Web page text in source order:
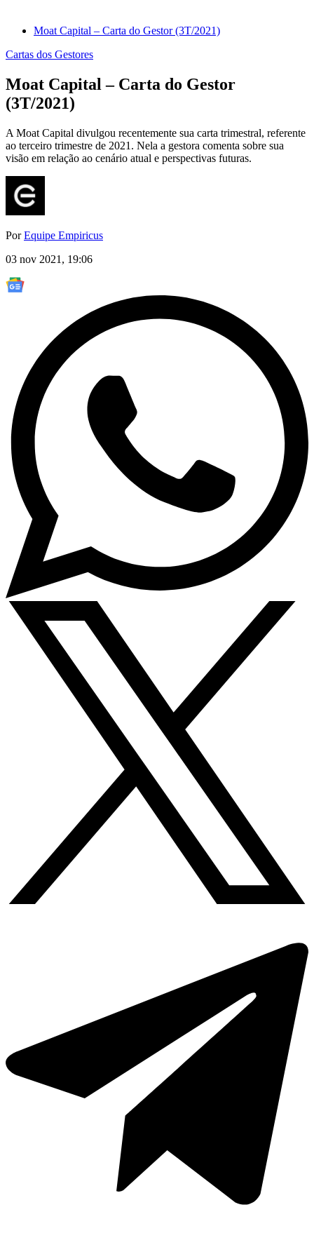
Moat Capital – Carta do Gestor (3T/2021)
Cartas dos Gestores
Moat Capital – Carta do Gestor
(3T/2021)
A Moat Capital divulgou recentemente sua carta trimestral, referente
ao terceiro trimestre de 2021. Nela a gestora comenta sobre sua
visão em relação ao cenário atual e perspectivas futuras.
PorEquipe Empiricus
03 nov 2021, 19:06